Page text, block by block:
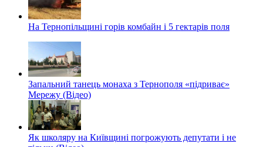
На Тернопільщині горів комбайн і 5 гектарів поля
Запальний танець монаха з Тернополя «підриває»
Мережу (Відео)
Як школяру на Київщині погрожують депутати і не